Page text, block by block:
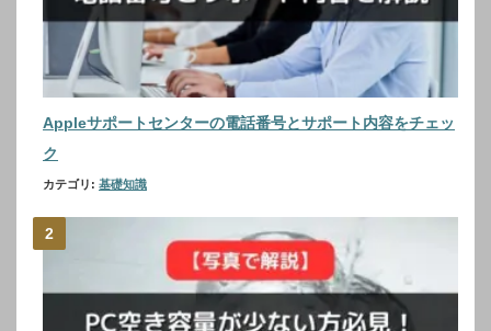
Appleサポートセンターの電話番号とサポート内容をチェッ
ク
カテゴリ: 基礎知識